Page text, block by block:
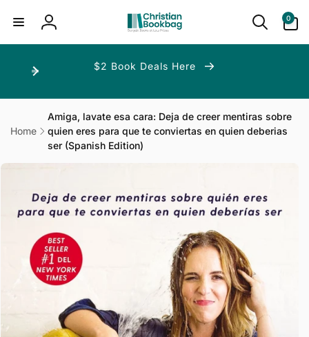
Log
in
0
items
$2 Book Deals Here
Home
Amiga, lavate esa cara: Deja de creer mentiras sobre
quien eres para que te conviertas en quien deberias
ser (Spanish Edition)